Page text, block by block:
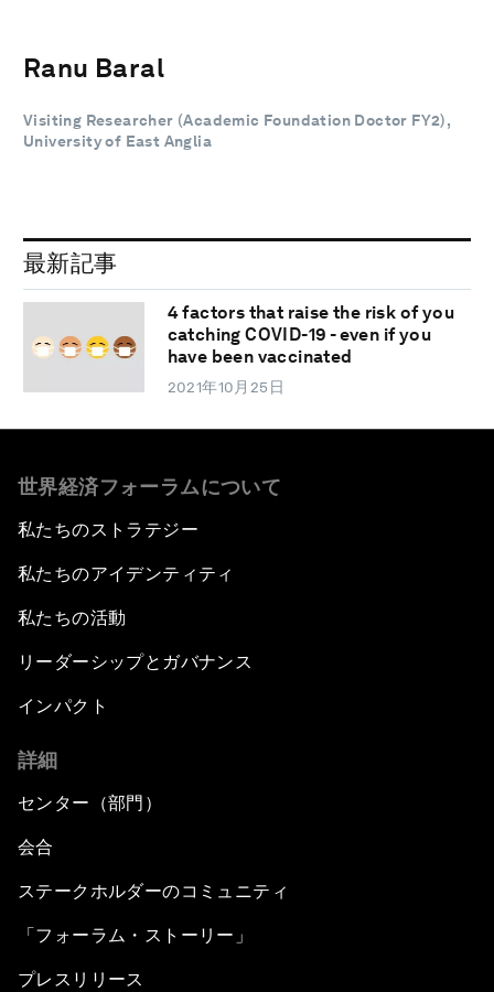
Ranu Baral
Visiting Researcher (Academic Foundation Doctor FY2),
University of East Anglia
最新記事
4 factors that raise the risk of you
catching COVID-19 - even if you
have been vaccinated
2021年10月25日
世界経済フォーラムについて
私たちのストラテジー
私たちのアイデンティティ
私たちの活動
リーダーシップとガバナンス
インパクト
詳細
センター（部門）
会合
ステークホルダーのコミュニティ
「フォーラム・ストーリー」
プレスリリース